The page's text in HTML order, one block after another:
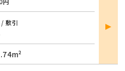
敷引
部屋
詳細